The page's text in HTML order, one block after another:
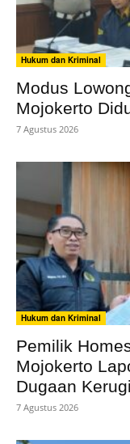
Hukum dan Kriminal
Modus
Mojokerto
7 Agustus 2026
Hukum dan Kriminal
Pemilik
Mojokerto
Dugaan
7 Agustus 2026